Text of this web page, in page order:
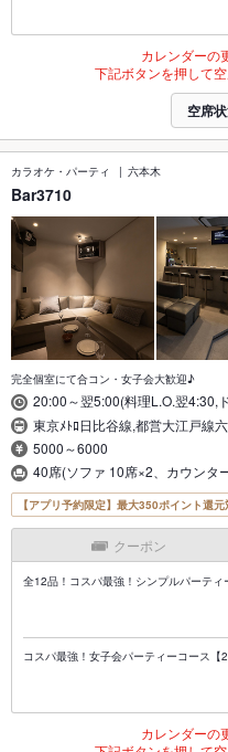
カレンダーの
下記ボタンを押して
空席
カラオケ・パーティ 六本木
Bar3710
完全個室にて合コン・女子会大歓迎♪
20:00～翌5:00(料理L.O.翌4:30,
東京ﾒﾄﾛ日比谷線,都営大江戸線
5000～6000
40席(ソファ 10席×2、カウンタ
【アプリ予約限定】最大350ポイント還
クーポン
全12品！コスパ最強！シンプルパーテ
コスパ最強！女子会パーティーコース【
カレンダーの